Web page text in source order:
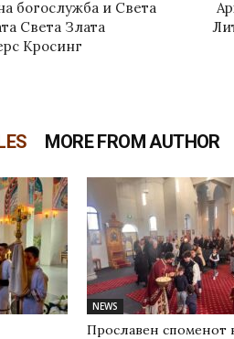
богослужба и Света
Света Злата
Кросинг
MORE FROM AUTHOR
NEWS
Прославен споменот